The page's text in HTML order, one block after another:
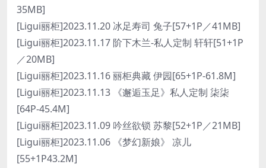
35MB]
[Ligui丽柜]2023.11.20 冰足寿司 兔子[57+1P／41MB]
[Ligui丽柜]2023.11.17 阶下木兰-私人定制 轩轩[51+1P
／20MB]
[Ligui丽柜]2023.11.16 丽柜典藏 伊园[65+1P-61.8M]
[Ligui丽柜]2023.11.13 《邂逅玉足》私人定制 柒柒
[64P-45.4M]
[Ligui丽柜]2023.11.09 吟丝欲锁 苏黎[52+1P／21MB]
[Ligui丽柜]2023.11.06 《梦幻新娘》 凉儿
[55+1P43.2M]